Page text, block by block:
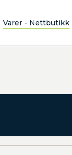
Varer - Nettbutikk